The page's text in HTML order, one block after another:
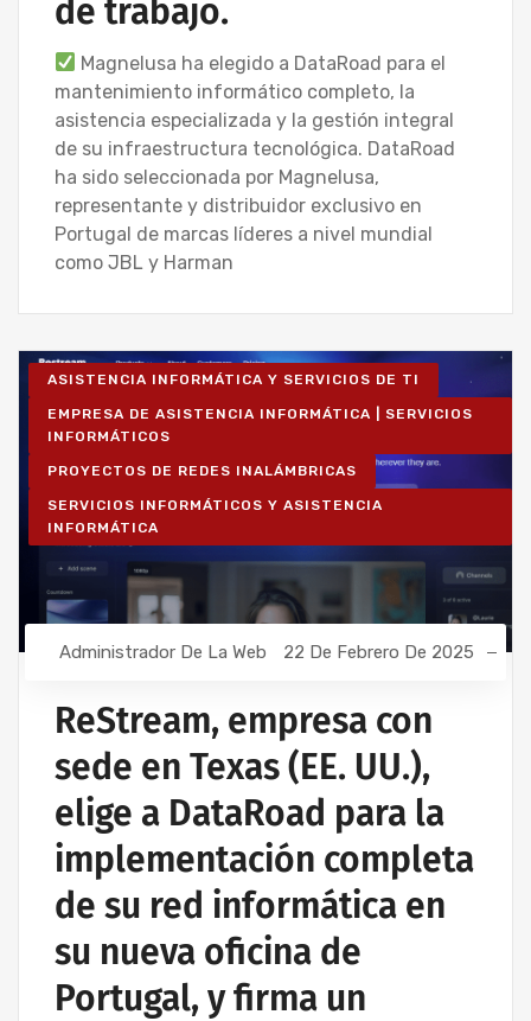
de trabajo.
Magnelusa ha elegido a DataRoad para el
mantenimiento informático completo, la
asistencia especializada y la gestión integral
de su infraestructura tecnológica. DataRoad
ha sido seleccionada por Magnelusa,
representante y distribuidor exclusivo en
Portugal de marcas líderes a nivel mundial
como JBL y Harman
ASISTENCIA INFORMÁTICA Y SERVICIOS DE TI
EMPRESA DE ASISTENCIA INFORMÁTICA | SERVICIOS
INFORMÁTICOS
PROYECTOS DE REDES INALÁMBRICAS
SERVICIOS INFORMÁTICOS Y ASISTENCIA
INFORMÁTICA
Administrador De La Web 22 De Febrero De 2025
ReStream, empresa con
sede en Texas (EE. UU.),
elige a DataRoad para la
implementación completa
de su red informática en
su nueva oficina de
Portugal, y firma un